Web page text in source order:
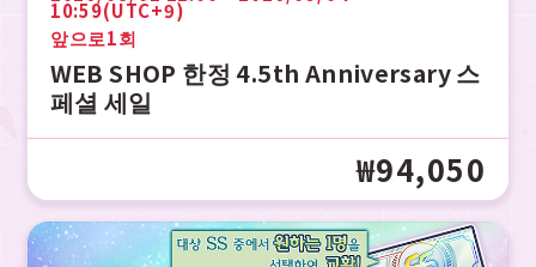
10:59(UTC+9)
앞으로1회
WEB SHOP 한정 4.5th Anniversary 스
페셜 세일
₩94,050